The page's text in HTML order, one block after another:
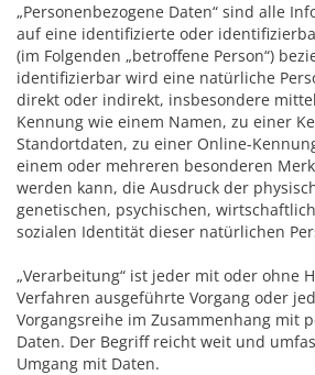
„Personenbezogene Daten“ sind alle
auf eine identifizierte oder
(im Folgenden „betroffene Person“)
identifizierbar wird eine natürliche
direkt oder indirekt, insbesondere
Kennung wie einem Namen, zu einer
Standortdaten, zu einer Online-
einem oder mehreren besonderen
werden kann, die Ausdruck der
genetischen, psychischen,
sozialen Identität dieser natürlichen
„Verarbeitung“ ist jeder mit oder ohne
Verfahren ausgeführte Vorgang oder
Vorgangsreihe im Zusammenhang mit
Daten. Der Begriff reicht weit und
Umgang mit Daten.